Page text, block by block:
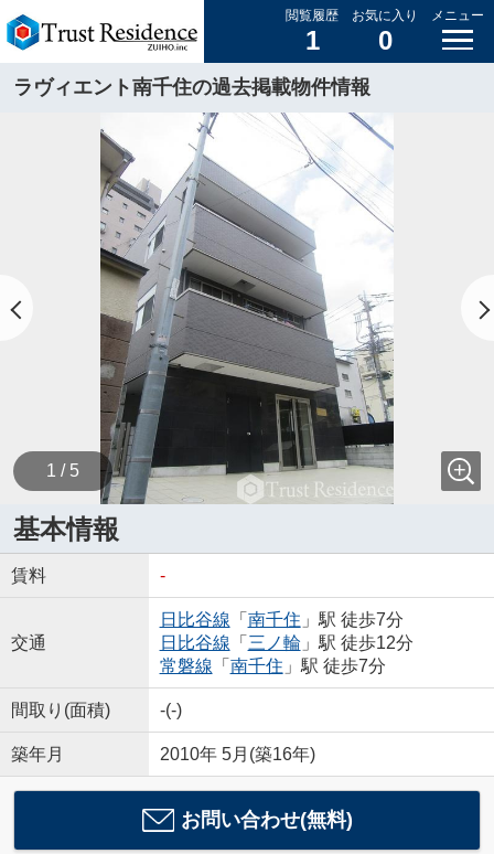
閲覧履歴
1
お気に入り
0
メニュー
ラヴィエント南千住の過去掲載物件情報
1 / 5
基本情報
賃料 -
交通
日比谷線 「 南千住 」駅 徒歩7分
日比谷線 「 三ノ輪」駅 徒歩12分
常磐線 「 南千住 」駅 徒歩7分
間取り(面積) -(-)
築年月 2010年 5月(築16年)
お問い合わせ(無料)